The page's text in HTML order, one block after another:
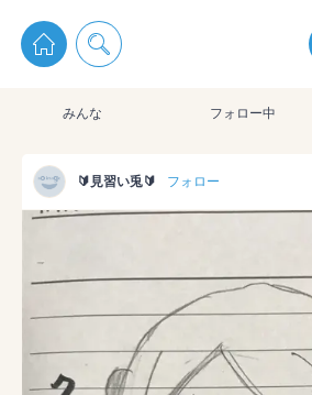
pixiv Sketchは2024年5月28日付で プライパシ
通知を受け取るにはここをクリ
pixiv Sketchアプリでさらに
みんな フォロー中
🔰見習い兎🔰 フォロー